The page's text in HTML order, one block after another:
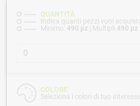
QUANTITÀ
Indica quanti pezzi vuoi
Minimo: 490 pz | Multipli 490 pz
COLORE
Seleziona i colori di tuo